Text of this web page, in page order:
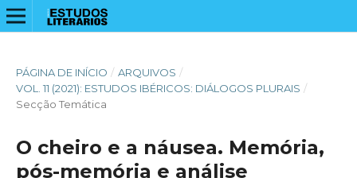
PÁGINA DE INÍCIO / ARQUIVOS /
VOL. 11 (2021): ESTUDOS IBÉRICOS: DIÁLOGOS PLURAIS /
Secção Temática
O cheiro e a náusea. Memória,
pós-memória e análise